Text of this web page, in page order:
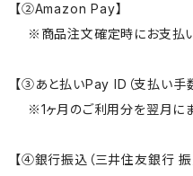
【②Amazon Pay】
※商品注文確定時にお支払い
【③あと払いPay ID（支払い手
※1ヶ月のご利用分を翌月に
【④銀行振込（三井住友銀行